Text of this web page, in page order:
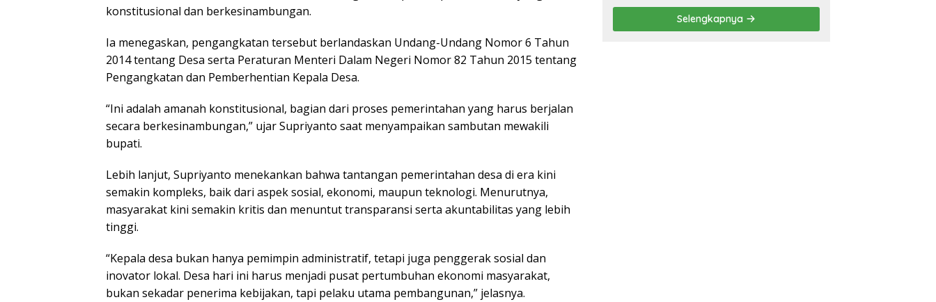
konstitusional dan berkesinambungan.
Ia menegaskan, pengangkatan tersebut berlandaskan Undang-Undang Nomor 6 Tahun
2014 tentang Desa serta Peraturan Menteri Dalam Negeri Nomor 82 Tahun 2015 tentang
Pengangkatan dan Pemberhentian Kepala Desa.
“Ini adalah amanah konstitusional, bagian dari proses pemerintahan yang harus berjalan
secara berkesinambungan,” ujar Supriyanto saat menyampaikan sambutan mewakili
bupati.
Lebih lanjut, Supriyanto menekankan bahwa tantangan pemerintahan desa di era kini
semakin kompleks, baik dari aspek sosial, ekonomi, maupun teknologi. Menurutnya,
masyarakat kini semakin kritis dan menuntut transparansi serta akuntabilitas yang lebih
tinggi.
“Kepala desa bukan hanya pemimpin administratif, tetapi juga penggerak sosial dan
inovator lokal. Desa hari ini harus menjadi pusat pertumbuhan ekonomi masyarakat,
bukan sekadar penerima kebijakan, tapi pelaku utama pembangunan,” jelasnya.
Selengkapnya